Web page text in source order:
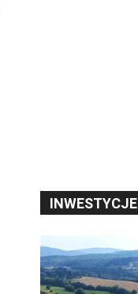
INWESTYCJE